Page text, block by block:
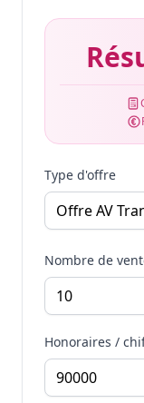
Type d'offre
Nombre de
Honoraires /